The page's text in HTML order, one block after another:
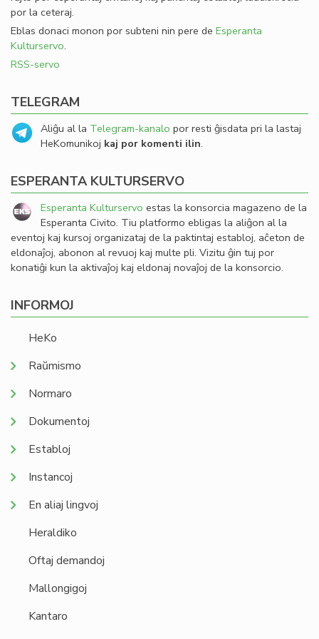
por la ceteraj.
Eblas donaci monon por subteni nin pere de Esperanta
Kulturservo.
RSS-servo
TELEGRAM
Aliĝu al la Telegram-kanalo por resti ĝisdata pri la lastaj
HeKomunikoj kaj por komenti ilin.
ESPERANTA KULTURSERVO
Esperanta Kulturservo estas la konsorcia magazeno de la
Esperanta Civito. Tiu platformo ebligas la aliĝon al la
eventoj kaj kursoj organizataj de la paktintaj establoj, aĉeton de
eldonaĵoj, abonon al revuoj kaj multe pli. Vizitu ĝin tuj por
konatiĝi kun la aktivaĵoj kaj eldonaj novaĵoj de la konsorcio.
INFORMOJ
HeKo
Raŭmismo
Normaro
Dokumentoj
Establoj
Instancoj
En aliaj lingvoj
Heraldiko
Oftaj demandoj
Mallongigoj
Kantaro